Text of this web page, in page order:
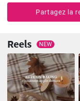
Partagez la
Reels NEW